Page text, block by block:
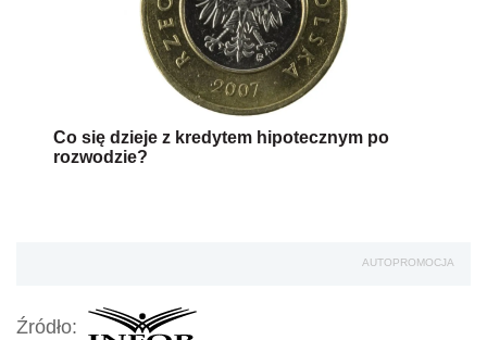
Co się dzieje z kredytem hipotecznym po
rozwodzie?
AUTOPROMOCJA
Źródło: